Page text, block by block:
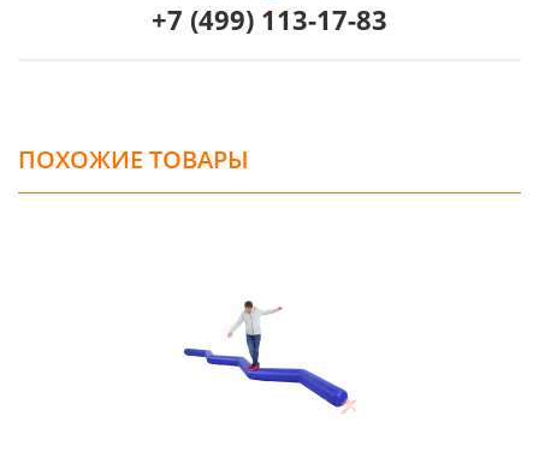
+7 (499) 113-17-83
ПОХОЖИЕ ТОВАРЫ